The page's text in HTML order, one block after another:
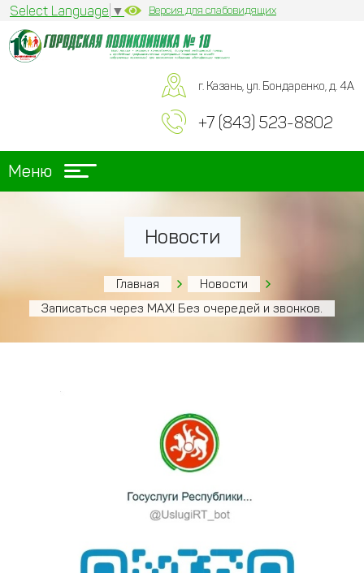
Select Language ▼ Версия для слабовидящих
г. Казань, ул. Бондаренко, д. 4А
+7 (843) 523-8802
Меню
Новости
Главная
Новости
Записаться через МАХ! Без очередей и звонков.